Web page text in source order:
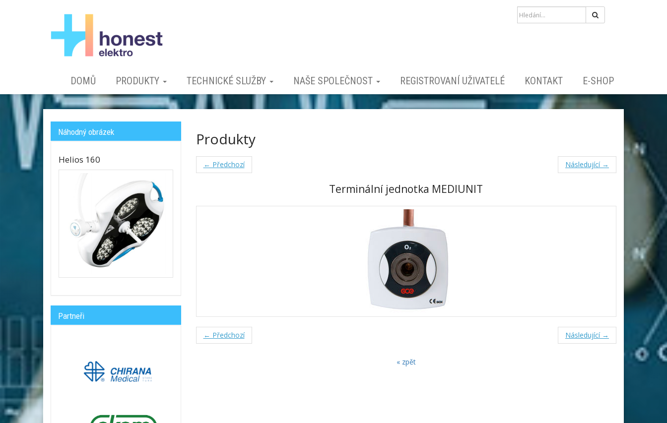
DOMŮ PRODUKTY TECHNICKÉ SLUŽBY NAŠE SPOLEČNOST REGISTROVANÍ UŽIVATELÉ KONTAKT E-SHOP
Produkty
← Předchozí Následující →
Terminální jednotka MEDIUNIT
← Předchozí Následující →
« zpět
Náhodný obrázek
Helios 160
Partneři